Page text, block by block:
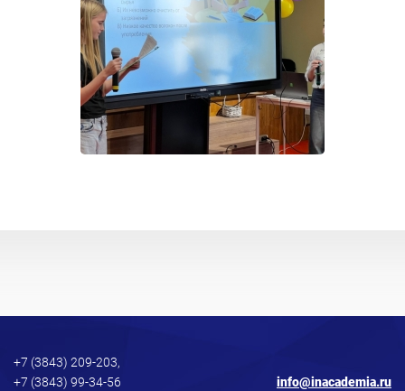
+7 (3843) 209-203,
+7 (3843) 99-34-56
info@inacademia.ru